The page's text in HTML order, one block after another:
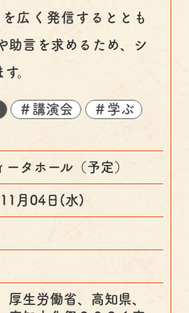
広く発信するととも
助言を求めるため、シ
。
＃講演会 ＃学ぶ
ータホール（予定）
月04日(水)
厚生労働省、高知県、